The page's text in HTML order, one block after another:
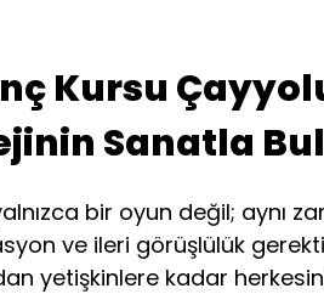
Kursu
Sanatla
bir oyun değil; aynı
ve ileri görüşlülük
yetişkinlere kadar